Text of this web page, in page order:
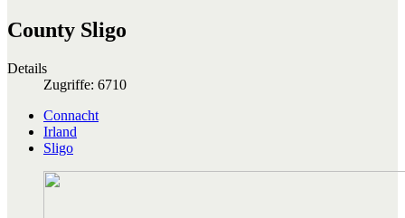
County Sligo
Details
Zugriffe: 6710
Connacht
Irland
Sligo